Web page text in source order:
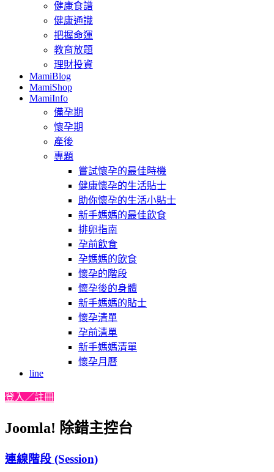
健康食譜
健康通識
把握命運
教育放題
理財投資
MamiBlog
MamiShop
MamiInfo
備孕期
懷孕期
產後
專題
嘗試懷孕的最佳時機
健康懷孕的生活貼士
助你懷孕的生活小貼士
新手媽媽的最佳飲食
排卵指南
孕前飲食
孕媽媽的飲食
懷孕的階段
懷孕後的身體
新手媽媽的貼士
懷孕清單
孕前清單
新手媽媽清單
懷孕月曆
line
登入／註冊
Joomla! 除錯主控台
連線階段 (Session)